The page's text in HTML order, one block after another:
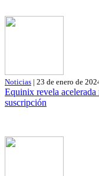
Noticias | 23 de enero de
Equinix revela
suscripción